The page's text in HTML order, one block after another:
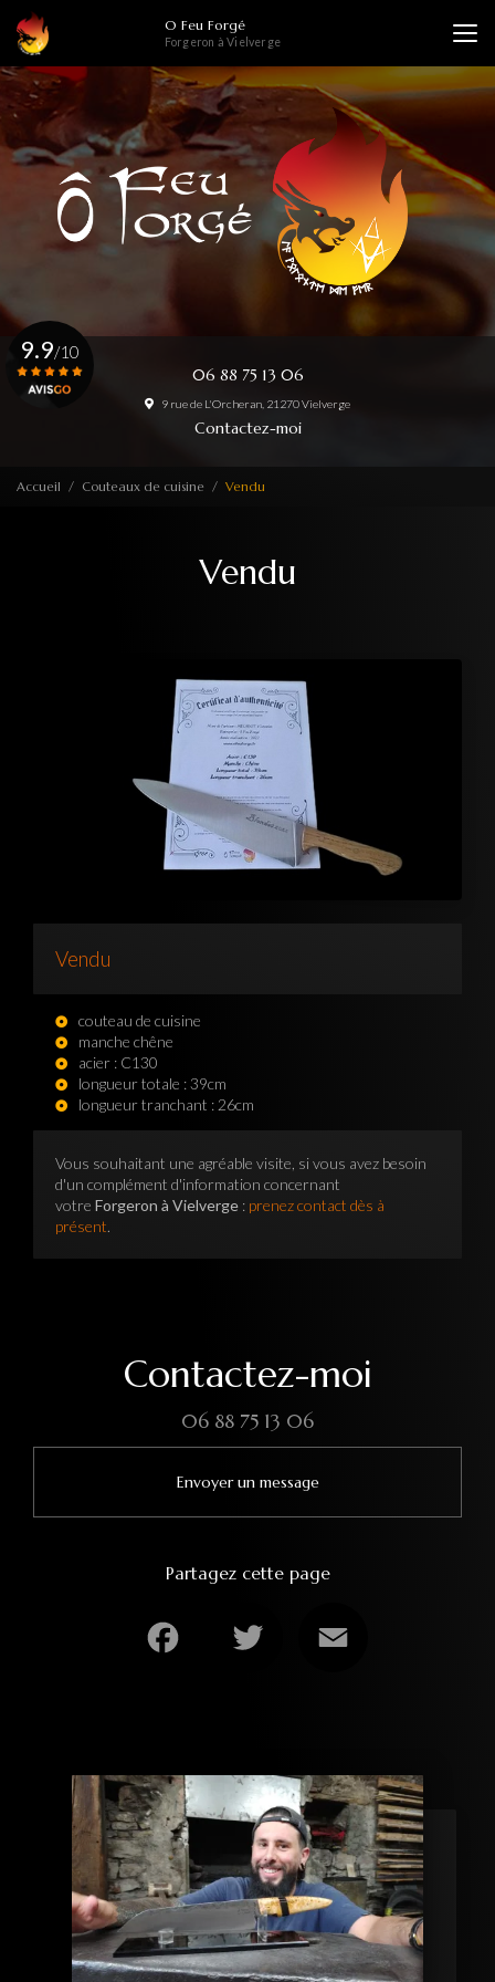
contenu
principal
O Feu Forgé
Forgeron à Vielverge
06 88 75 13 06
9 rue de L'Orcheran, 21270 Vielverge
Contactez-moi
9.9/10
Accueil Couteaux de cuisine Vendu
Vendu
Vendu
couteau de cuisine
manche chêne
acier : C130
longueur totale : 39cm
longueur tranchant : 26cm
Vous souhaitant une agréable visite, si vous avez besoin
d'un complément d'information concernant
votre Forgeron à Vielverge : prenez contact dès à
présent.
Contactez-moi
06 88 75 13 06
Envoyer un message
Partagez cette page